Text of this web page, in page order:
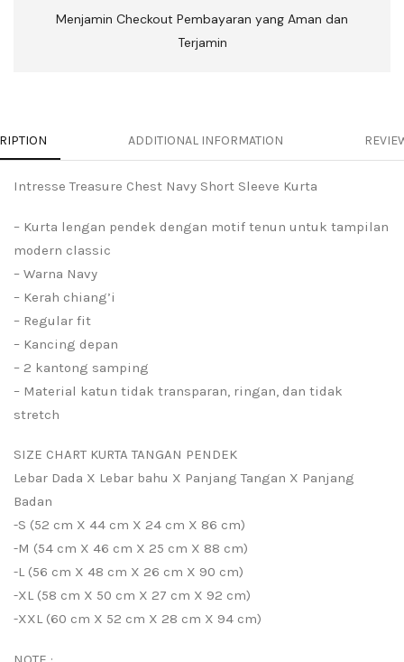
Menjamin Checkout Pembayaran yang Aman dan
Terjamin
ADDITIONAL INFORMATION
Intresse Treasure Chest Navy Short Sleeve Kurta
– Kurta lengan pendek dengan motif tenun untuk tampilan
modern classic
– Warna Navy
– Kerah chiang’i
– Regular fit
– Kancing depan
– 2 kantong samping
– Material katun tidak transparan, ringan, dan tidak
stretch
SIZE CHART KURTA TANGAN PENDEK
Lebar Dada X Lebar bahu X Panjang Tangan X Panjang
Badan
-S (52 cm X 44 cm X 24 cm X 86 cm)
-M (54 cm X 46 cm X 25 cm X 88 cm)
-L (56 cm X 48 cm X 26 cm X 90 cm)
-XL (58 cm X 50 cm X 27 cm X 92 cm)
-XXL (60 cm X 52 cm X 28 cm X 94 cm)